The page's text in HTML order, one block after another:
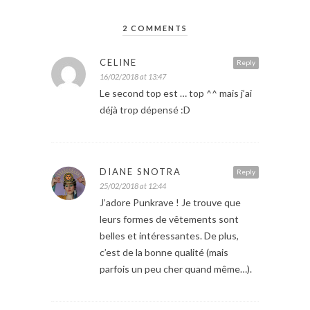
2 COMMENTS
Reply
CELINE
16/02/2018 at 13:47
Le second top est … top ^^ mais j’ai
déjà trop dépensé :D
Reply
DIANE SNOTRA
25/02/2018 at 12:44
J’adore Punkrave ! Je trouve que
leurs formes de vêtements sont
belles et intéressantes. De plus,
c’est de la bonne qualité (mais
parfois un peu cher quand même…).